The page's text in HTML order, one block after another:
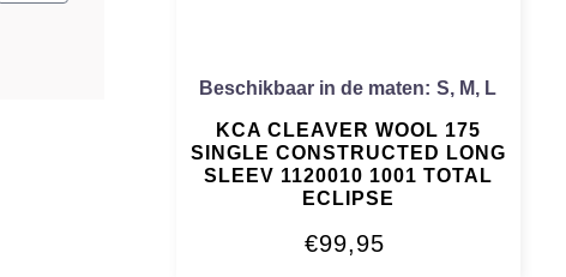
Beschikbaar in de maten: S, M, L
KCA CLEAVER WOOL 175
SINGLE CONSTRUCTED LONG
SLEEV 1120010 1001 TOTAL
ECLIPSE
€99,95